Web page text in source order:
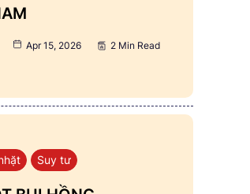
Apr 15, 2026 2 Min Read
Suy tư